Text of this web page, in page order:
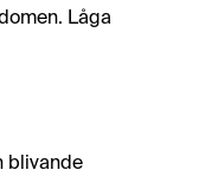
Låga
blivande